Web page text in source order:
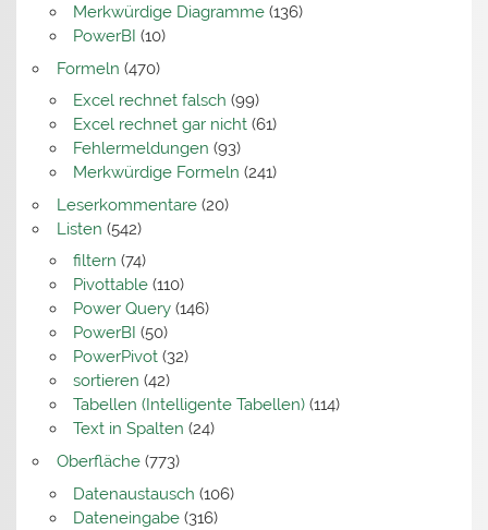
Merkwürdige Diagramme(136)
PowerBI (10)
Formeln (470)
Excel rechnet falsch (99)
Excel rechnet gar nicht(61)
Fehlermeldungen (93)
Merkwürdige Formeln (241)
Leserkommentare(20)
Listen (542)
filtern (74)
Pivottable(110)
Power Query(146)
PowerBI (50)
PowerPivot(32)
sortieren (42)
Tabellen (Intelligente Tabellen)(114)
Text in Spalten (24)
Oberfläche(773)
Datenaustausch (106)
Dateneingabe(316)